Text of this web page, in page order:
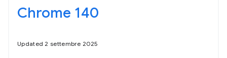
Chrome 140
Updated 2 settembre 2025